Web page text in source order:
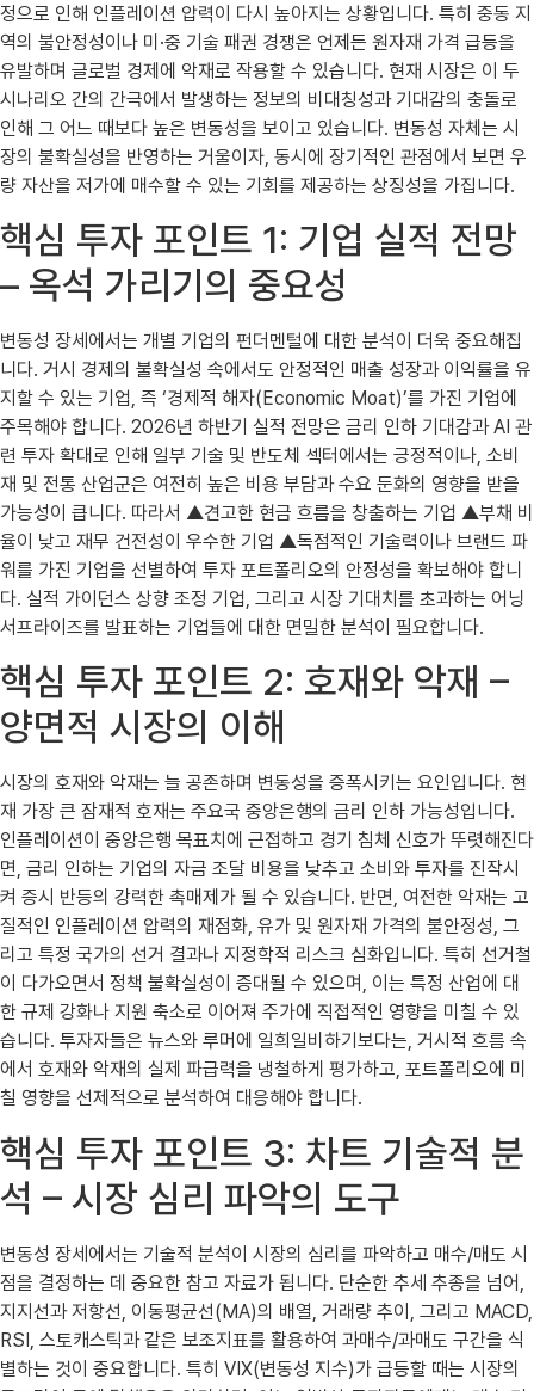
정으로 인해 인플레이션 압력이 다시 높아지는 상황입니다. 특히 중동 지
역의 불안정성이나 미·중 기술 패권 경쟁은 언제든 원자재 가격 급등을
유발하며 글로벌 경제에 악재로 작용할 수 있습니다. 현재 시장은 이 두
시나리오 간의 간극에서 발생하는 정보의 비대칭성과 기대감의 충돌로
인해 그 어느 때보다 높은 변동성을 보이고 있습니다. 변동성 자체는 시
장의 불확실성을 반영하는 거울이자, 동시에 장기적인 관점에서 보면 우
량 자산을 저가에 매수할 수 있는 기회를 제공하는 상징성을 가집니다.
핵심 투자 포인트 1: 기업 실적 전망
– 옥석 가리기의 중요성
변동성 장세에서는 개별 기업의 펀더멘털에 대한 분석이 더욱 중요해집
니다. 거시 경제의 불확실성 속에서도 안정적인 매출 성장과 이익률을 유
지할 수 있는 기업, 즉 ‘경제적 해자(Economic Moat)’를 가진 기업에
주목해야 합니다. 2026년 하반기 실적 전망은 금리 인하 기대감과 AI 관
련 투자 확대로 인해 일부 기술 및 반도체 섹터에서는 긍정적이나, 소비
재 및 전통 산업군은 여전히 높은 비용 부담과 수요 둔화의 영향을 받을
가능성이 큽니다. 따라서 ▲견고한 현금 흐름을 창출하는 기업 ▲부채 비
율이 낮고 재무 건전성이 우수한 기업 ▲독점적인 기술력이나 브랜드 파
워를 가진 기업을 선별하여 투자 포트폴리오의 안정성을 확보해야 합니
다. 실적 가이던스 상향 조정 기업, 그리고 시장 기대치를 초과하는 어닝
서프라이즈를 발표하는 기업들에 대한 면밀한 분석이 필요합니다.
핵심 투자 포인트 2: 호재와 악재 –
양면적 시장의 이해
시장의 호재와 악재는 늘 공존하며 변동성을 증폭시키는 요인입니다. 현
재 가장 큰 잠재적 호재는 주요국 중앙은행의 금리 인하 가능성입니다.
인플레이션이 중앙은행 목표치에 근접하고 경기 침체 신호가 뚜렷해진다
면, 금리 인하는 기업의 자금 조달 비용을 낮추고 소비와 투자를 진작시
켜 증시 반등의 강력한 촉매제가 될 수 있습니다. 반면, 여전한 악재는 고
질적인 인플레이션 압력의 재점화, 유가 및 원자재 가격의 불안정성, 그
리고 특정 국가의 선거 결과나 지정학적 리스크 심화입니다. 특히 선거철
이 다가오면서 정책 불확실성이 증대될 수 있으며, 이는 특정 산업에 대
한 규제 강화나 지원 축소로 이어져 주가에 직접적인 영향을 미칠 수 있
습니다. 투자자들은 뉴스와 루머에 일희일비하기보다는, 거시적 흐름 속
에서 호재와 악재의 실제 파급력을 냉철하게 평가하고, 포트폴리오에 미
칠 영향을 선제적으로 분석하여 대응해야 합니다.
핵심 투자 포인트 3: 차트 기술적 분
석 – 시장 심리 파악의 도구
변동성 장세에서는 기술적 분석이 시장의 심리를 파악하고 매수/매도 시
점을 결정하는 데 중요한 참고 자료가 됩니다. 단순한 추세 추종을 넘어,
지지선과 저항선, 이동평균선(MA)의 배열, 거래량 추이, 그리고 MACD,
RSI, 스토캐스틱과 같은 보조지표를 활용하여 과매수/과매도 구간을 식
별하는 것이 중요합니다. 특히 VIX(변동성 지수)가 급등할 때는 시장의